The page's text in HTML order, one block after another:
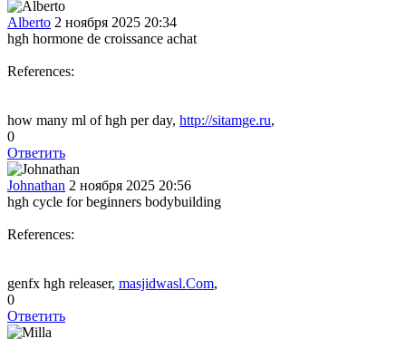
Alberto 2 ноября 2025 20:34
hgh hormone de croissance achat
References:
how many ml of hgh per day, http://sitamge.ru,
0
Ответить
Johnathan 2 ноября 2025 20:56
hgh cycle for beginners bodybuilding
References:
genfx hgh releaser, masjidwasl.Com,
0
Ответить